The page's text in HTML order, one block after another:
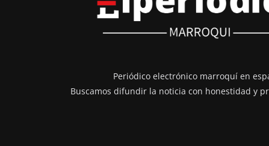
Periódico electrónico marroquí en
Buscamos difundir la noticia con honestidad y